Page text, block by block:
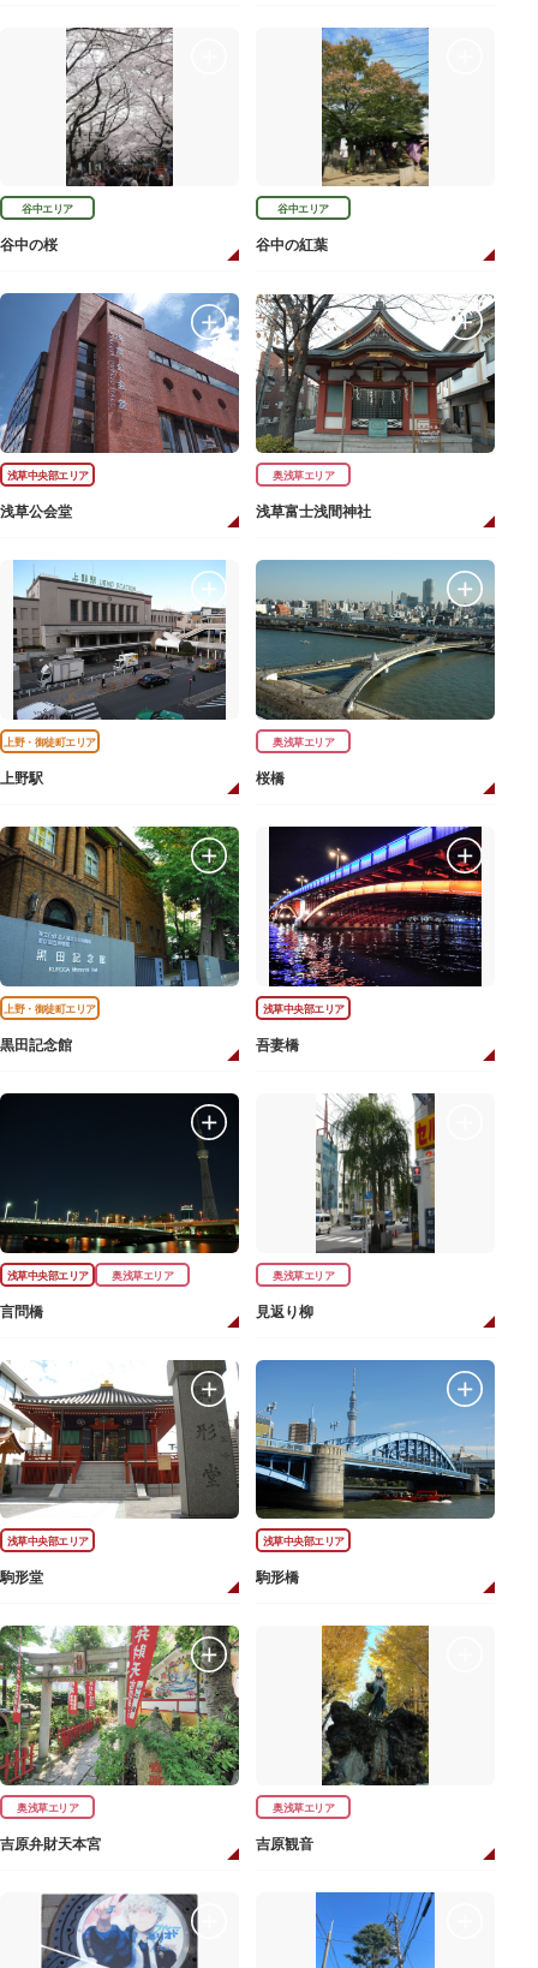
谷中エリア
谷中の桜
谷中エリア
谷中の紅葉
浅草中央部エリア
浅草公会堂
奥浅草エリア
浅草富士浅間神社
上野・御徒町エリア
上野駅
奥浅草エリア
桜橋
上野・御徒町エリア
黒田記念館
浅草中央部エリア
吾妻橋
浅草中央部エリア 奥浅草エリア
言問橋
奥浅草エリア
見返り柳
浅草中央部エリア
駒形堂
浅草中央部エリア
駒形橋
奥浅草エリア
吉原弁財天本宮
奥浅草エリア
吉原観音